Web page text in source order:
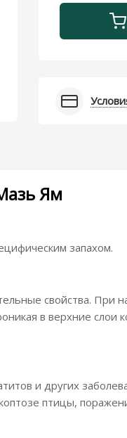
Ям
запахом.
свойства. При
в верхние
и других
птицы,